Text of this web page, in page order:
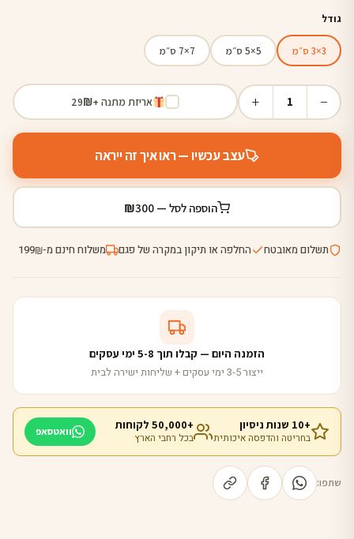
גודל
3×3 ס״מ 5×5 ס״מ 7×7 ס״מ
−
1
+ אריזת מתנה +₪
29
עצב עכשיו — ראו איך זה ייראה
הוספה לסל — ₪300
תשלום מאובטח החלפה או תיקון במקרה של פגם משלוח חינם מ-₪
199
הזמנה היום — קבלו תוך 5-8 ימי עסקים
ייצור 3-5 ימי עסקים + שליחות ישירה לבית
+10 שנות ניסיון
בחריטה והדפסה איכותית
+50,000 לקוחות
בכל רחבי הארץ
וואטסאפ
שתפו: